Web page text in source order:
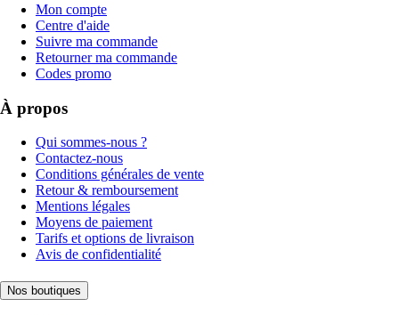
Mon compte
Centre d'aide
Suivre ma commande
Retourner ma commande
Codes promo
À propos
Qui sommes-nous ?
Contactez-nous
Conditions générales de vente
Retour & remboursement
Mentions légales
Moyens de paiement
Tarifs et options de livraison
Avis de confidentialité
Nos boutiques